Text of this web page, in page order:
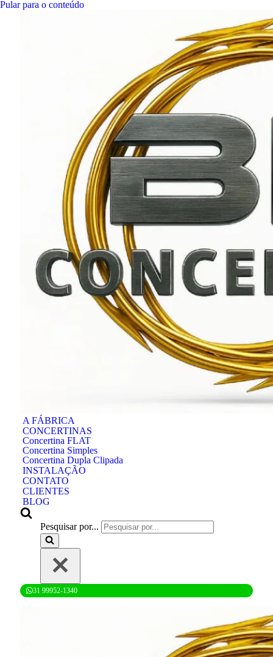
Pular para o conteúdo
A FÁBRICA
CONCERTINAS
Concertina FLAT
Concertina Simples
Concertina Dupla Clipada
INSTALAÇÃO
CONTATO
CLIENTES
BLOG
Pesquisar por...
31 99952-1340